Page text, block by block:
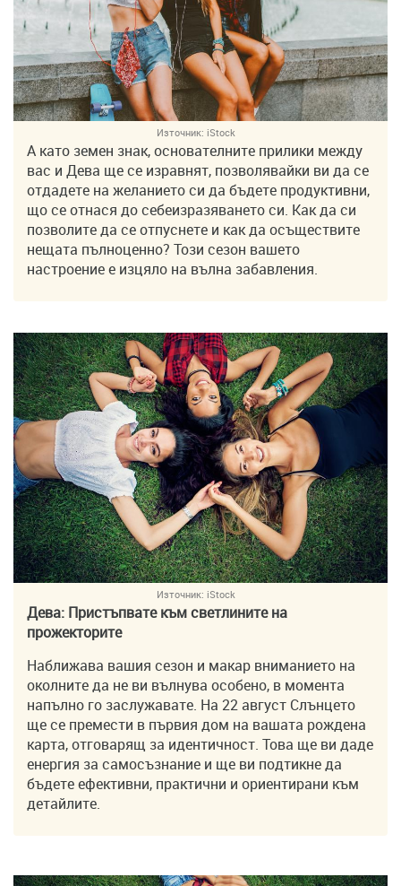
Източник: iStock
А като земен знак, основателните прилики между
вас и Дева ще се изравнят, позволявайки ви да се
отдадете на желанието си да бъдете продуктивни,
що се отнася до себеизразяването си. Как да си
позволите да се отпуснете и как да осъществите
нещата пълноценно? Този сезон вашето
настроение е изцяло на вълна забавления.
Източник: iStock
Дева: Пристъпвате към светлините на
прожекторите
Наближава вашия сезон и макар вниманието на
околните да не ви вълнува особено, в момента
напълно го заслужавате. На 22 август Слънцето
ще се премести в първия дом на вашата рождена
карта, отговарящ за идентичност. Това ще ви даде
енергия за самосъзнание и ще ви подтикне да
бъдете ефективни, практични и ориентирани към
детайлите.